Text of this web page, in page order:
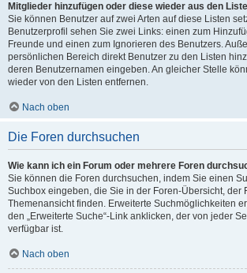
Mitglieder hinzufügen oder diese wieder aus den
Sie können Benutzer auf zwei Arten auf diese Listen
Benutzerprofil sehen Sie zwei Links: einen zum
Freunde und einen zum Ignorieren des Benutzers.
persönlichen Bereich direkt Benutzer zu den Listen
deren Benutzernamen eingeben. An gleicher Stelle
wieder von den Listen entfernen.
Nach oben
Die Foren durchsuchen
Wie kann ich ein Forum oder mehrere Foren
Sie können die Foren durchsuchen, indem Sie einen
Suchbox eingeben, die Sie in der Foren-Übersicht, der
Themenansicht finden. Erweiterte Suchmöglichkeiten
den „Erweiterte Suche“-Link anklicken, der von jeder
verfügbar ist.
Nach oben